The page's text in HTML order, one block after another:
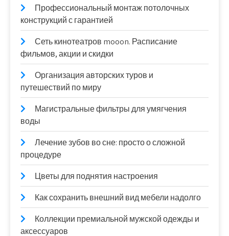
Профессиональный монтаж потолочных
конструкций с гарантией
Сеть кинотеатров mooon. Расписание
фильмов, акции и скидки
Организация авторских туров и
путешествий по миру
Магистральные фильтры для умягчения
воды
Лечение зубов во сне: просто о сложной
процедуре
Цветы для поднятия настроения
Как сохранить внешний вид мебели надолго
Коллекции премиальной мужской одежды и
аксессуаров